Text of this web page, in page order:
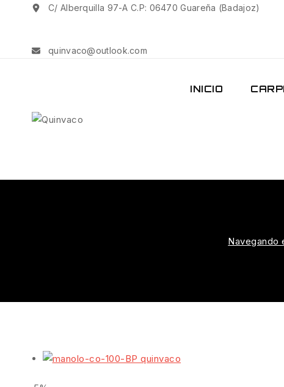
C/ Alberquilla 97-A C.P: 06470 Guareña (Badajoz)
quinvaco@outlook.com
INICIO
Navegando